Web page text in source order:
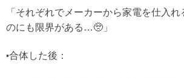
「それぞれでメーカーから家電を仕入
のにも限界がある…🥺」
•合体した後：